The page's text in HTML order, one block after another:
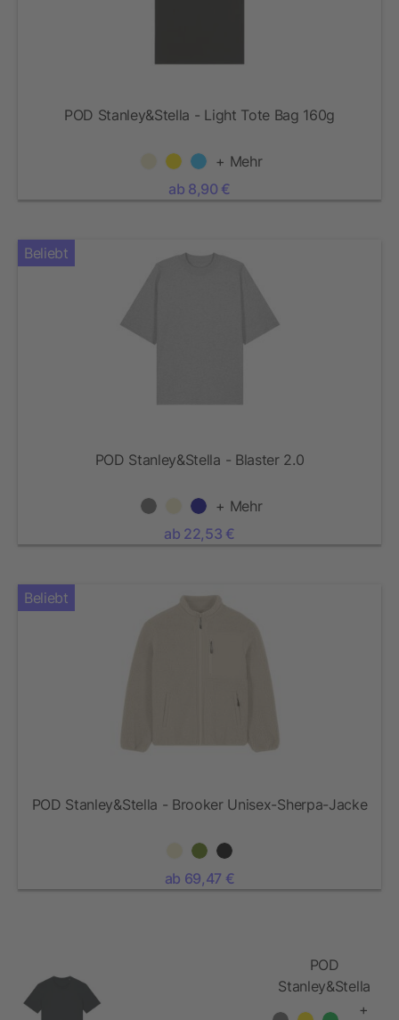
POD Stanley&Stella - Light Tote Bag 160g
+ Mehr
ab 8,90 €
Beliebt
POD Stanley&Stella - Blaster 2.0
+ Mehr
ab 22,53 €
Beliebt
POD Stanley&Stella - Brooker Unisex-Sherpa-Jacke
ab 69,47 €
POD
Stanley&Stella
+